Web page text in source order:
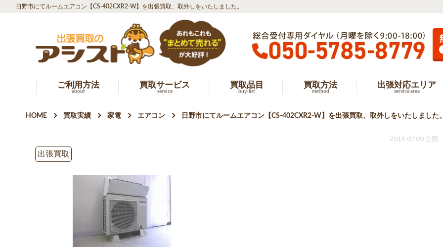
日野市にてルームエアコン【CS-402CXR2-W】を出張買取、取外しをいたしました。
ご利用方法
about
買取サービス
service
買取品目
buy-list
買取方法
method
出張対応エリア
service area
HOME 買取実績 家電 エアコン 日野市にてルームエアコン【CS-402CXR2-W】を出張買取、取外しをいたしました。
2015.07.09 公開
出張買取